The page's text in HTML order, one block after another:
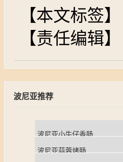
【本文标签】
【责任编辑】
波尼亚推荐
波尼亚小牛仔香肠
波尼亚蒜蓉烤肠